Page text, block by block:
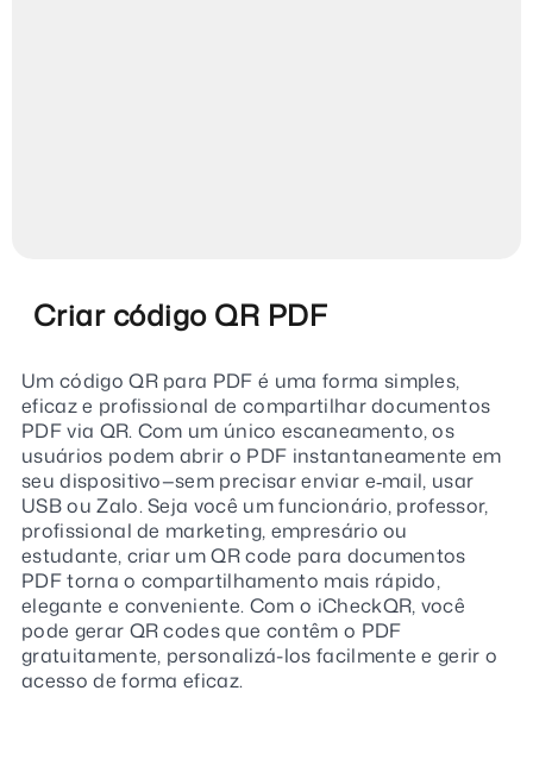
Criar código QR PDF
Um código QR para PDF é uma forma simples,
eficaz e profissional de compartilhar documentos
PDF via QR. Com um único escaneamento, os
usuários podem abrir o PDF instantaneamente em
seu dispositivo—sem precisar enviar e‑mail, usar
USB ou Zalo. Seja você um funcionário, professor,
profissional de marketing, empresário ou
estudante, criar um QR code para documentos
PDF torna o compartilhamento mais rápido,
elegante e conveniente. Com o iCheckQR, você
pode gerar QR codes que contêm o PDF
gratuitamente, personalizá-los facilmente e gerir o
acesso de forma eficaz.